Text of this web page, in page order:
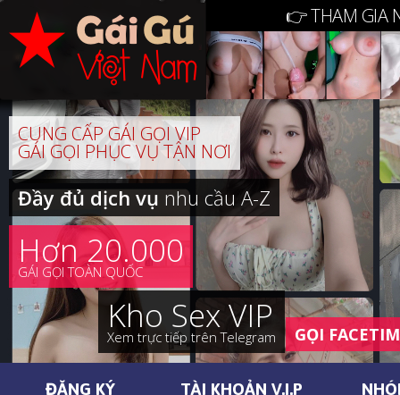
👉 THAM GIA
CUNG CẤP GÁI GỌI VIP
GÁI GỌI PHỤC VỤ TẬN NƠI
Đầy đủ dịch vụnhu cầu A-Z
Hơn 20.000
GÁI GỌI TOÀN QUỐC
Kho Sex VIP
Xem trực tiếp trên Telegram GỌI
ĐĂNG KÝ TÀI KHOẢN V.I.P